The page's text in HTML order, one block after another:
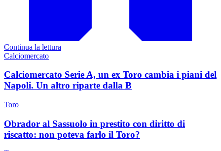
Continua la lettura
Calciomercato
Calciomercato Serie A, un ex Toro cambia i piani del
Napoli. Un altro riparte dalla B
Toro
Obrador al Sassuolo in prestito con diritto di
riscatto: non poteva farlo il Toro?